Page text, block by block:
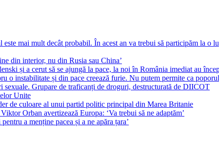
mai mult decât probabil. În acest an va trebui să participăm la o
din interior, nu din Rusia sau China’
și a cerut să se ajungă la pace, la noi în România imediat au
o instabilitate și din pace creează furie. Nu putem permite ca
Grupare de traficanți de droguri, destructurată de DIICOT
Unite
de culoare al unui partid politic principal din Marea Britanie
Orban avertizează Europa: ‘Va trebui să ne adaptăm’
a menține pacea și a ne apăra țara’